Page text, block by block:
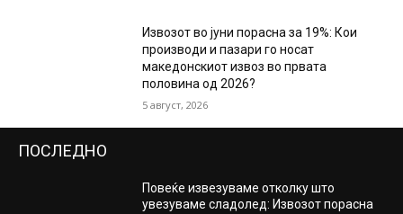
Извозот во јуни порасна за 19%: Кои
производи и пазари го носат
македонскиот извоз во првата
половина од 2026?
5 август, 2026
ПОСЛЕДНО
Повеќе извезуваме отколку што
увезуваме сладолед: Извозот порасна